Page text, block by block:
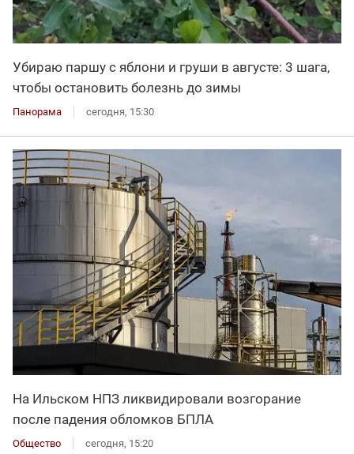
Убираю паршу с яблони и груши в августе: 3 шага,
чтобы остановить болезнь до зимы
Панорама сегодня, 15:30
На Ильском НПЗ ликвидировали возгорание
после падения обломков БПЛА
Общество сегодня, 15:20